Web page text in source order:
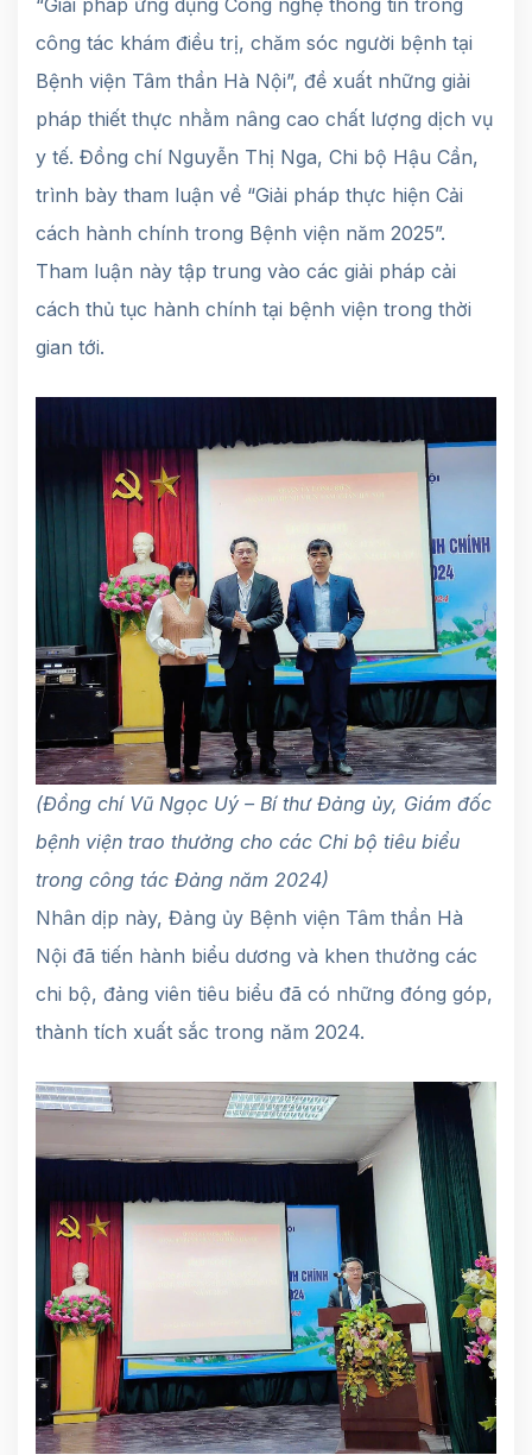
công tác khám điều trị, chăm sóc người bệnh tại
Bệnh viện Tâm thần Hà Nội”, đề xuất những giải
pháp thiết thực nhằm nâng cao chất lượng dịch vụ
y tế. Đồng chí Nguyễn Thị Nga, Chi bộ Hậu Cần,
trình bày tham luận về “Giải pháp thực hiện Cải
cách hành chính trong Bệnh viện năm 2025”.
Tham luận này tập trung vào các giải pháp cải
cách thủ tục hành chính tại bệnh viện trong thời
gian tới.
(Đồng chí Vũ Ngọc Uý – Bí thư Đảng ủy, Giám đốc
bệnh viện trao thưởng cho các Chi bộ tiêu biểu
trong công tác Đảng năm 2024)
Nhân dịp này, Đảng ủy Bệnh viện Tâm thần Hà
Nội đã tiến hành biểu dương và khen thưởng các
chi bộ, đảng viên tiêu biểu đã có những đóng góp,
thành tích xuất sắc trong năm 2024.